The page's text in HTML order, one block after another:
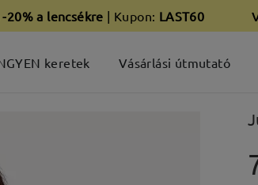
20% a lencsékre | Kupon: LAST60
keretek Vásárlási útmutató